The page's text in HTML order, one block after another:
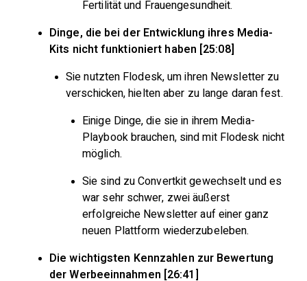
Fertilität und Frauengesundheit.
Dinge, die bei der Entwicklung ihres Media-
Kits nicht funktioniert haben [25:08]
Sie nutzten Flodesk, um ihren Newsletter zu
verschicken, hielten aber zu lange daran fest.
Einige Dinge, die sie in ihrem Media-
Playbook brauchen, sind mit Flodesk nicht
möglich.
Sie sind zu Convertkit gewechselt und es
war sehr schwer, zwei äußerst
erfolgreiche Newsletter auf einer ganz
neuen Plattform wiederzubeleben.
Die wichtigsten Kennzahlen zur Bewertung
der Werbeeinnahmen [26:41]